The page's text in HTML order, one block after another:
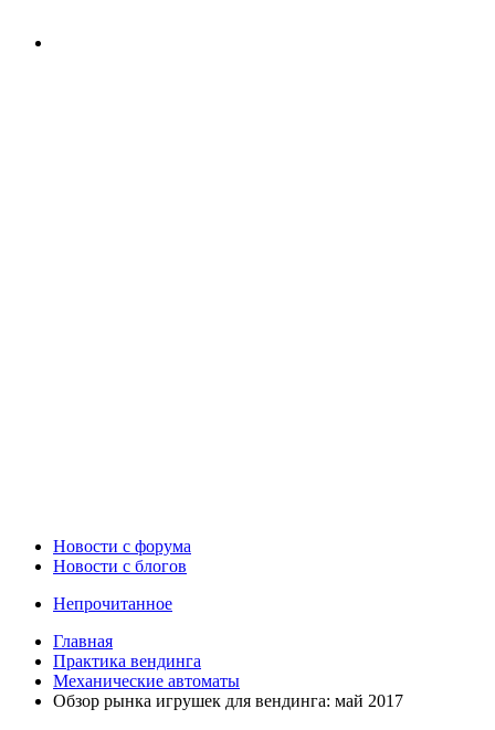
Новости c форума
Новости с блогов
Непрочитанное
Главная
Практика вендинга
Механические автоматы
Обзор рынка игрушек для вендинга: май 2017